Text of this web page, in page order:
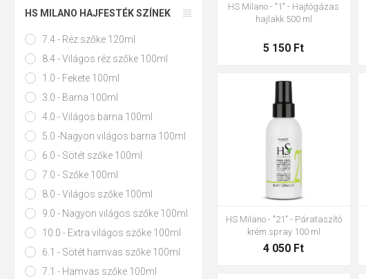
HS Milano - "1" - Hajtógázas
hajlakk 500 ml
5 150 Ft
HS Milano - "21" - Párataszító
krém spray 100 ml
4 050 Ft
HS MILANO HAJFESTÉK SZÍNEK
7.4 - Réz szőke 120ml
8.4 - Világos réz szőke 100ml
1.0 - Fekete 100ml
3.0 - Barna 100ml
4.0 - Világos barna 100ml
5.0 -Nagyon világos barna 100ml
6.0 - Sötét szőke 100ml
7.0 - Szőke 100ml
8.0 - Világos szőke 100ml
9.0 - Nagyon világos szőke 100ml
10.0 - Extra világos szőke 100ml
6.1 - Sötét hamvas szőke 100ml
7.1 - Hamvas szőke 100ml